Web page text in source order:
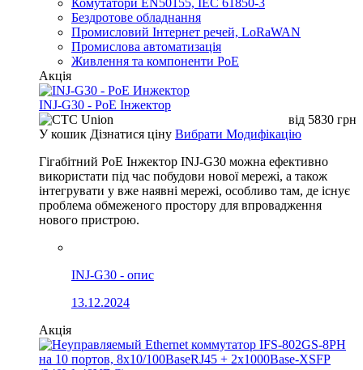
Комутатори EN50155, IEC 61850-3
Бездротове обладнання
Промисловий Інтернет речей, LoRaWAN
Промислова автоматизація
Живлення та компоненти PoE
Акція
INJ-G30 - PoE Інжектор
від 5830 грн
У кошик Дізнатися ціну Вибрати Модифікацію
Гігабітний PoE Інжектор INJ-G30 можна ефективно
використати під час побудови нової мережі, а також
інтегрувати у вже наявні мережі, особливо там, де існує
проблема обмеженого простору для впровадження
нового пристрою.
INJ-G30 - опис
13.12.2024
Акція